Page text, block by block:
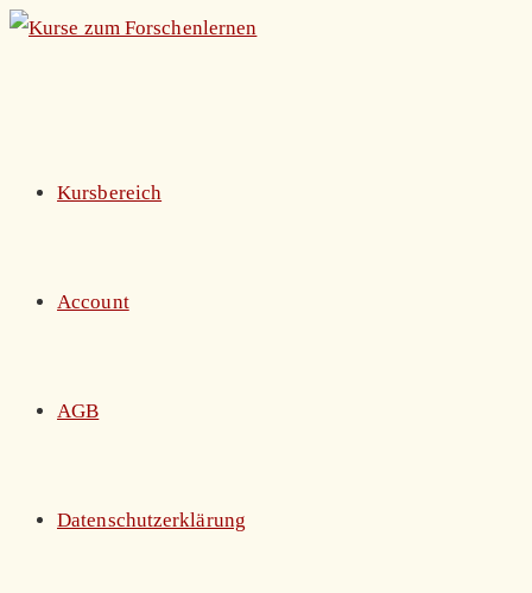
Zum
Kursbereich
Account
AGB
Datenschutzerklärung